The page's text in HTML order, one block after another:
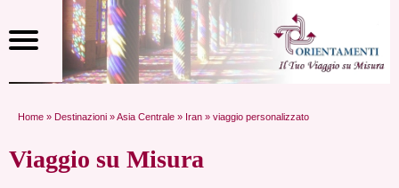
Home » Destinazioni »Asia Centrale » Iran » viaggio personalizzato
Viaggio su Misura